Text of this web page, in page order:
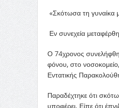
«Σκότωσα τη γυναίκα
Εν συνεχεία
Ο 74χρονος συνελήφθη
φόνου, στο
Εντατικής
Παραδέχτηκε ότι
υποφέρει. Είπε ότι